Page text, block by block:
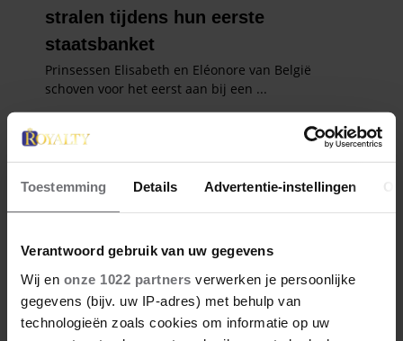
Toestemming Details Advertentie-instellingen
Verantwoord gebruik van uw gegevens
Wij en onze 1022 partners verwerken je persoonlijke
gegevens (bijv. uw IP-adres) met behulp van
technologieën zoals cookies om informatie op uw